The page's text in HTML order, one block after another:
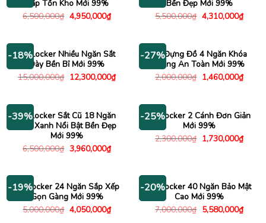
Cấp Tồn Kho Mới 99%
6,500,000₫ Giá
gốc
4,950,000₫Giá
hiện
4,950,000₫.
Bền Đẹp Mới 99%
5,500,000₫ Giá
gốc
4,310,000₫Giá
hiện
-18%
Tủ Locker Nhiều Ngăn Sắt
Dày Bền Bỉ Mới 99%
15,000,000₫ Giá
gốc
12,300,000₫Giá
hiện
12,300,000₫.
-27%
Tủ Đựng Đồ 4 Ngăn Khóa
Riêng An Toàn Mới 99%
2,000,000₫ Giá
gốc
1,460,000₫Giá
hiện
-39%
Tủ Locker Sắt Cũ 18 Ngăn
Màu Xanh Nổi Bật Bền Đẹp
Mới 99%
6,500,000₫ Giá
gốc
3,960,000₫Giá
hiện
3,960,000₫.
-25%
Tủ Locker 2 Cánh Đơn Giản
Mới 99%
2,300,000₫ Giá
gốc
1,730,000₫Giá
hiện
-19%
Tủ Locker 24 Ngăn Sắp Xếp
Gọn Gàng Mới 99%
5,000,000₫ Giá
gốc
4,050,000₫Giá
hiện
-20%
Tủ Locker 40 Ngăn Bảo Mật
Cao Mới 99%
7,000,000₫ Giá
gốc
5,580,000₫Giá
hiện